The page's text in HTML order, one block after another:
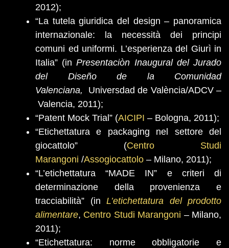
2012);
“La tutela giuridica del design – panoramica
internazionale: la necessità dei principi
comuni ed uniformi. L’esperienza del Giurì in
Italia” (inPresentaciòn Inaugural del Jurado
del Diseño de la Comunidad
Valenciana, Universdad de València/ADCV –
Valencia, 2011);
“Patent Mock Trial” (AICIPI – Bologna, 2011);
“Etichettatura e packaging nel settore del
giocattolo” (Centro Studi
Marangoni /Assogiocattolo – Milano, 2011);
“L’etichettatura “MADE IN” e criteri di
determinazione della provenienza e
tracciabilità” (in L’etichettatura del prodotto
alimentare, Centro Studi Marangoni – Milano,
2011);
“Etichettatura: norme obbligatorie e